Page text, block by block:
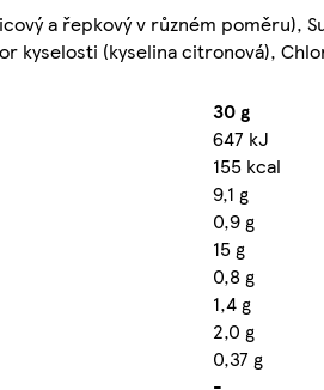
a řepkový v různém poměru),
kyselosti (kyselina citronová),
30 g
647 kJ
155 kcal
9,1 g
0,9 g
15 g
0,8 g
1,4 g
2,0 g
0,37 g